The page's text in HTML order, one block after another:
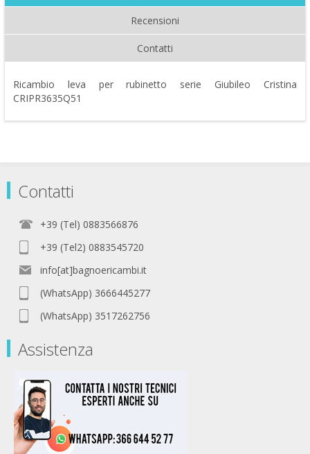
Recensioni
Contatti
Ricambio leva per rubinetto serie Giubileo Cristina
CRIPR3635Q51
Contatti
+39 (Tel) 0883566876
+39 (Tel2) 0883545720
info[at]bagnoericambi.it
(WhatsApp) 3666445277
(WhatsApp) 3517262756
Assistenza